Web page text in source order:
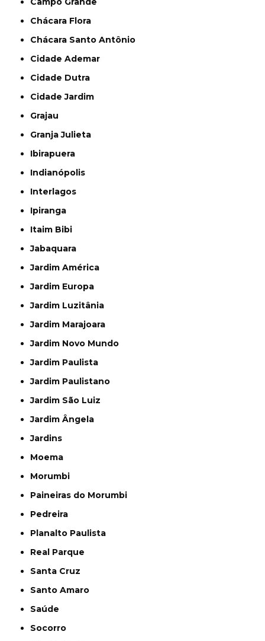
Chácara Flora
Chácara Santo Antônio
Cidade Ademar
Cidade Dutra
Cidade Jardim
Grajau
Granja Julieta
Ibirapuera
Indianópolis
Interlagos
Ipiranga
Itaim Bibi
Jabaquara
Jardim América
Jardim Europa
Jardim Luzitânia
Jardim Marajoara
Jardim Novo Mundo
Jardim Paulista
Jardim Paulistano
Jardim São Luiz
Jardim Ângela
Jardins
Moema
Morumbi
Paineiras do Morumbi
Pedreira
Planalto Paulista
Real Parque
Santa Cruz
Santo Amaro
Saúde
Socorro